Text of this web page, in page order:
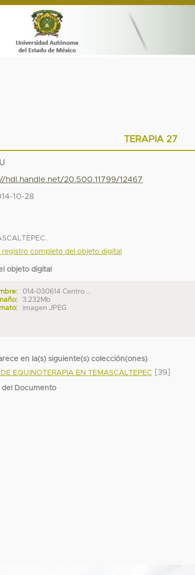
TERAPIA 27
hdl.handle.net/20.500.11799/12467
10-28
registro completo del objeto digital
objeto digital
014-030614 Centro ...
3.232Mb
imagen JPEG
en la(s) siguiente(s) colección(ones)
EQUINOTERAPIA EN TEMASCALTEPEC [39]
del Documento